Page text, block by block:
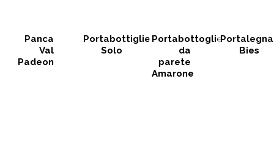
Panca
Val
Padeon
Portabottiglie
Solo
Portabottoglie
da
parete
Amarone
Portalegna
Bies